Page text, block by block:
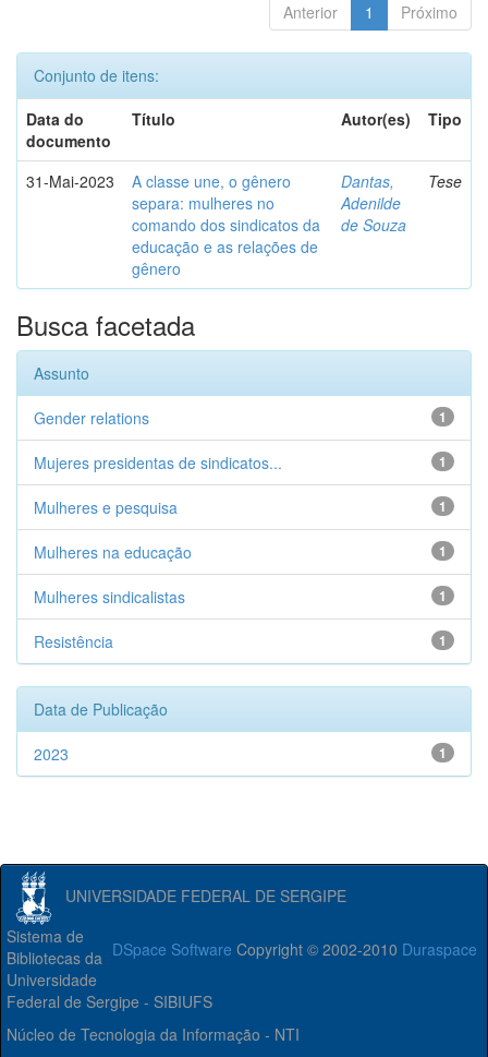
Anterior 1 Próximo
Conjunto de itens:
Data do
documento
Título Autor(es) Tipo
31-Mai-2023
A classe une, o gênero
separa: mulheres no
comando dos sindicatos da
educação e as relações de
gênero
Dantas,
Adenilde
de Souza
Tese
Busca facetada
Assunto
1
Gender relations
1
Mujeres presidentas de sindicatos...
1
Mulheres e pesquisa
1
Mulheres na educação
1
Mulheres sindicalistas
1
Resistência
Data de Publicação
1
2023
UNIVERSIDADE FEDERAL DE SERGIPE
DSpace Software Copyright © 2002-2010 Duraspace
Sistema de
Bibliotecas da
Universidade
Federal de Sergipe - SIBIUFS
Núcleo de Tecnologia da Informação - NTI